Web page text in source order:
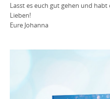
Lasst es euch gut gehen und
Lieben!
Eure Johanna